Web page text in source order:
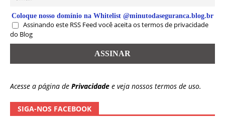
Coloque nosso domínio na Whitelist @minutodaseguranca.blog.br
Assinando este RSS Feed você aceita os termos de privacidade
do Blog
Acesse a página de Privacidade e veja nossos termos de uso.
SIGA-NOS FACEBOOK